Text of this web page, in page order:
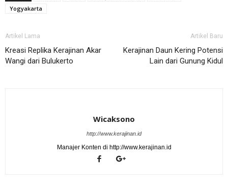
Yogyakarta
Artikel Lama
Kreasi Replika Kerajinan Akar
Wangi dari Bulukerto
Artikel Baru
Kerajinan Daun Kering Potensi
Lain dari Gunung Kidul
Wicaksono
http://www.kerajinan.id
Manajer Konten di http://www.kerajinan.id